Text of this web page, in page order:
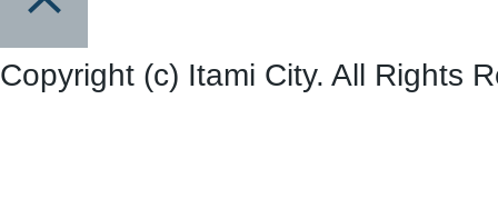
Copyright (c) Itami City. All Rights